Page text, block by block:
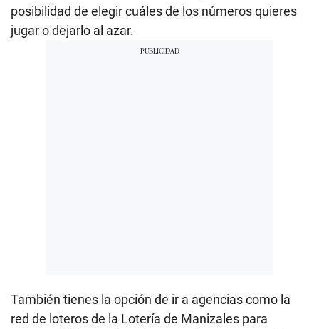
posibilidad de elegir cuáles de los números quieres
jugar o dejarlo al azar.
También tienes la opción de ir a agencias como la
red de loteros de la Lotería de Manizales para